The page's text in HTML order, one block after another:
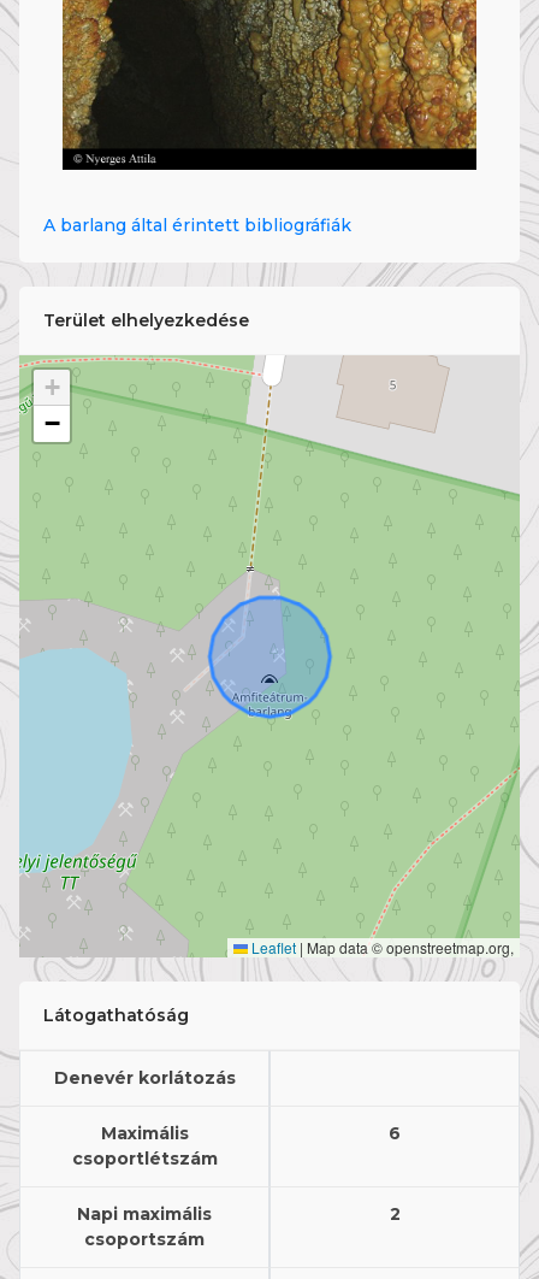
A barlang által érintett bibliográfiák
Terület elhelyezkedése
+
−
Leaflet | Map data © openstreetmap.org,
Látogathatóság
Denevér korlátozás
Maximális
csoportlétszám
6
Napi maximális
csoportszám
2